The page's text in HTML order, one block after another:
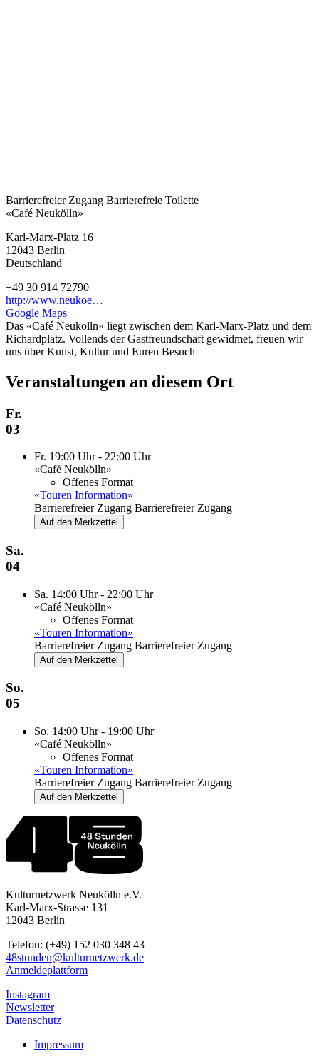
Barrierefreier Zugang Barrierefreie Toilette
«Café Neukölln»
Karl-Marx-Platz 16
12043 Berlin
Deutschland
+49 30 914 72790
http://www.neukoe…
Google Maps
Das «Café Neukölln» liegt zwischen dem Karl-Marx-Platz und dem
Richardplatz. Vollends der Gastfreundschaft gewidmet, freuen wir
uns über Kunst, Kultur und Euren Besuch
Veranstaltungen an diesem Ort
Fr.
03
Fr. 19:00 Uhr - 22:00 Uhr
«Café Neukölln»
Offenes Format
«Touren Information»
Barrierefreier Zugang Barrierefreier Zugang
Auf den Merkzettel
Sa.
04
Sa. 14:00 Uhr - 22:00 Uhr
«Café Neukölln»
Offenes Format
«Touren Information»
Barrierefreier Zugang Barrierefreier Zugang
Auf den Merkzettel
So.
05
So. 14:00 Uhr - 19:00 Uhr
«Café Neukölln»
Offenes Format
«Touren Information»
Barrierefreier Zugang Barrierefreier Zugang
Auf den Merkzettel
Kulturnetzwerk Neukölln e.V.
Karl-Marx-Strasse 131
12043 Berlin
Telefon: (+49) 152 030 348 43
48stunden@kulturnetzwerk.de
Anmeldeplattform
Instagram
Newsletter
Datenschutz
Impressum